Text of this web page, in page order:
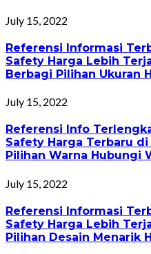
July 15, 2022
Referensi Informasi
Safety Harga Lebih
Berbagi Pilihan Ukuran
July 15, 2022
Referensi Info
Safety Harga Terbaru
Pilihan Warna Hubungi
July 15, 2022
Referensi Informasi
Safety Harga Lebih
Pilihan Desain Menarik